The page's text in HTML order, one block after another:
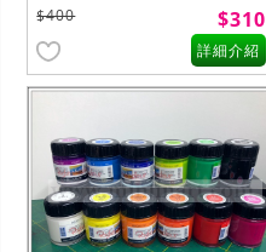
$400 $310
詳細介紹